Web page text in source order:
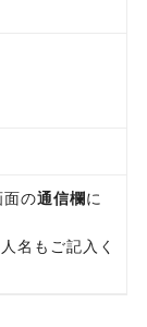
面の通信欄に
名もご記入く